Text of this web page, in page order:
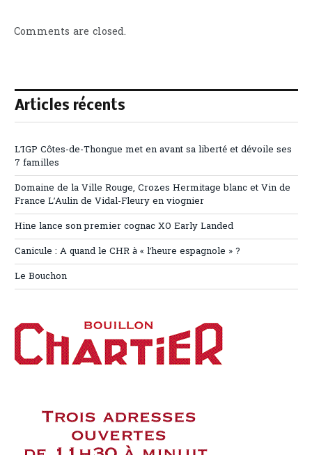
Comments are closed.
Articles récents
L’IGP Côtes-de-Thongue met en avant sa liberté et dévoile ses
7 familles
Domaine de la Ville Rouge, Crozes Hermitage blanc et Vin de
France L’Aulin de Vidal-Fleury en viognier
Hine lance son premier cognac XO Early Landed
Canicule : A quand le CHR à « l’heure espagnole » ?
Le Bouchon